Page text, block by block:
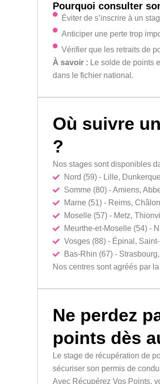
Pourquoi consulter
Éviter de s’inscrire à un
Anticiper une perte trop
Vérifier que les retraits de
À savoir : Le solde de points
dans le fichier national.
Où suivre
?
Nos stages sont disponibles
Nord (59) - Lille,
Somme (80) - Amiens,
Marne (51) - Reims,
Moselle (57) - Metz,
Meurthe-et-Moselle (54) -
Vosges (88) - Épinal,
Bas-Rhin (67) -
Nos centres sont agréés par
Ne perdez
points dès
Le stage de récupération de
sécuriser son permis de
Avec Récupérez Vos Points,